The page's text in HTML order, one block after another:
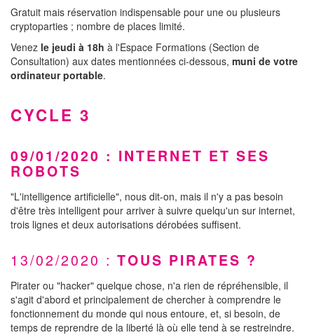
Gratuit mais réservation indispensable pour une ou plusieurs
cryptoparties ; nombre de places limité.
Venez le jeudi à 18h à l'Espace Formations (Section de
Consultation) aux dates mentionnées ci-dessous, muni de votre
ordinateur portable.
CYCLE 3
09/01/2020 : INTERNET ET SES
ROBOTS
"L'intelligence artificielle", nous dit-on, mais il n'y a pas besoin
d'être très intelligent pour arriver à suivre quelqu'un sur internet,
trois lignes et deux autorisations dérobées suffisent.
13/02/2020 : TOUS PIRATES ?
Pirater ou "hacker" quelque chose, n'a rien de répréhensible, il
s'agit d'abord et principalement de chercher à comprendre le
fonctionnement du monde qui nous entoure, et, si besoin, de
temps de reprendre de la liberté là où elle tend à se restreindre.